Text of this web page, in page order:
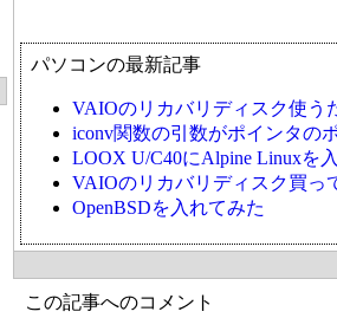
パソコンの最新記事
VAIOのリカバリディスク使う
iconv関数の引数がポインタの
LOOX U/C40にAlpine Linuxを
VAIOのリカバリディスク買っ
OpenBSDを入れてみた
この記事へのコメント